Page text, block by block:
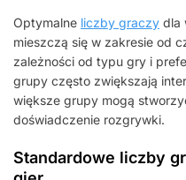
Optymalne liczby graczy dla
mieszczą się w zakresie od
zależności od typu gry i
grupy często zwiększają
większe grupy mogą
doświadczenie rozgrywki.
Standardowe liczby